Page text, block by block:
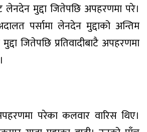
मुद्दा जितेपछि अपहरणमा परे।
पर्सामा लेनदेन मुद्दाको अन्तिम
जितेपछि प्रतिवादीबाटै अपहरणमा
परेका कलवार वारिस थिए।